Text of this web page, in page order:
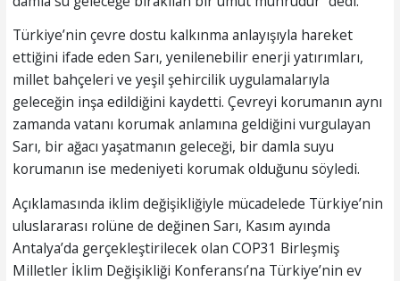
Türkiye’nin çevre dostu kalkınma anlayışıyla hareket
ettiğini ifade eden Sarı, yenilenebilir enerji yatırımları,
millet bahçeleri ve yeşil şehircilik uygulamalarıyla
geleceğin inşa edildiğini kaydetti. Çevreyi korumanın aynı
zamanda vatanı korumak anlamına geldiğini vurgulayan
Sarı, bir ağacı yaşatmanın geleceği, bir damla suyu
korumanın ise medeniyeti korumak olduğunu söyledi.
Açıklamasında iklim değişikliğiyle mücadelede Türkiye’nin
uluslararası rolüne de değinen Sarı, Kasım ayında
Antalya’da gerçekleştirilecek olan COP31 Birleşmiş
Milletler İklim Değişikliği Konferansı’na Türkiye’nin ev